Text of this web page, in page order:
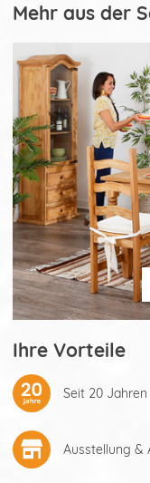
Mehr aus der
Ihre Vorteile
Seit 20 Jahren
Ausstellung &